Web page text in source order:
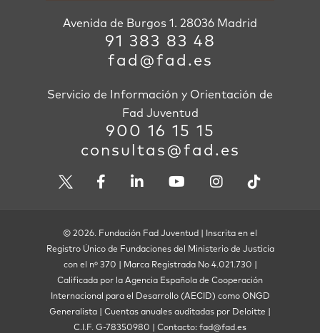
Avenida de Burgos 1. 28036 Madrid
91 383 83 48
fad@fad.es
Servicio de Información y Orientación de
Fad Juventud
900 16 15 15
consultas@fad.es
© 2026. Fundación Fad Juventud | Inscrita en el
Registro Único de Fundaciones del Ministerio de Justicia
con el nº 370 | Marca Registrada No 4.021.730 |
Calificada por la Agencia Española de Cooperación
Internacional para el Desarrollo (AECID) como ONGD
Generalista | Cuentas anuales auditadas por Deloitte |
C.I.F. G-78350980 | Contacto: fad@fad.es